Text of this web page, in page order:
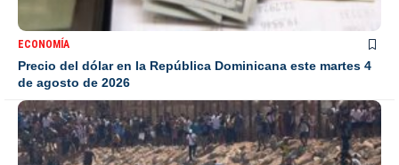
ECONOMÍA
Precio del dólar en la República Dominicana este martes 4
de agosto de 2026